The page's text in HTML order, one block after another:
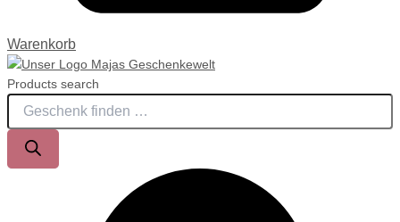
Warenkorb
Products search